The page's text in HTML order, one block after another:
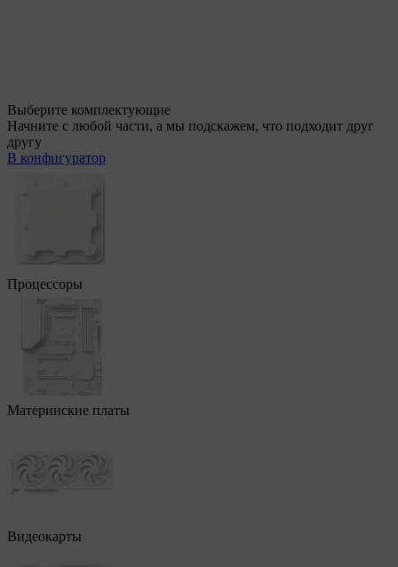
Выберите комплектующие
Начните с любой части, а мы подскажем, что подходит друг
другу
В конфигуратор
Процессоры
Материнские платы
Видеокарты